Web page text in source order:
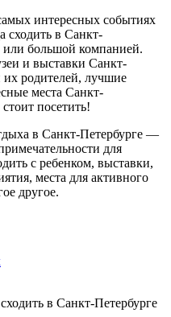
интересных событиях
сходить в Санкт-
или большой компанией.
и выставки Санкт-
их родителей, лучшие
места Санкт-
посетить!
в Санкт-Петербурге —
для
с ребенком, выставки,
места для активного
другое.
в Санкт-Петербурге